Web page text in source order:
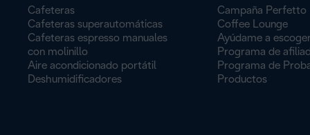
Cafeteras
Cafeteras superautomáticas
Cafeteras espresso manuales
con molinillo
Aire acondicionado portátil
Deshumidificadores
Campaña Perfetto
Coffee Lounge
Ayúdame a
Programa de
Programa de
Productos